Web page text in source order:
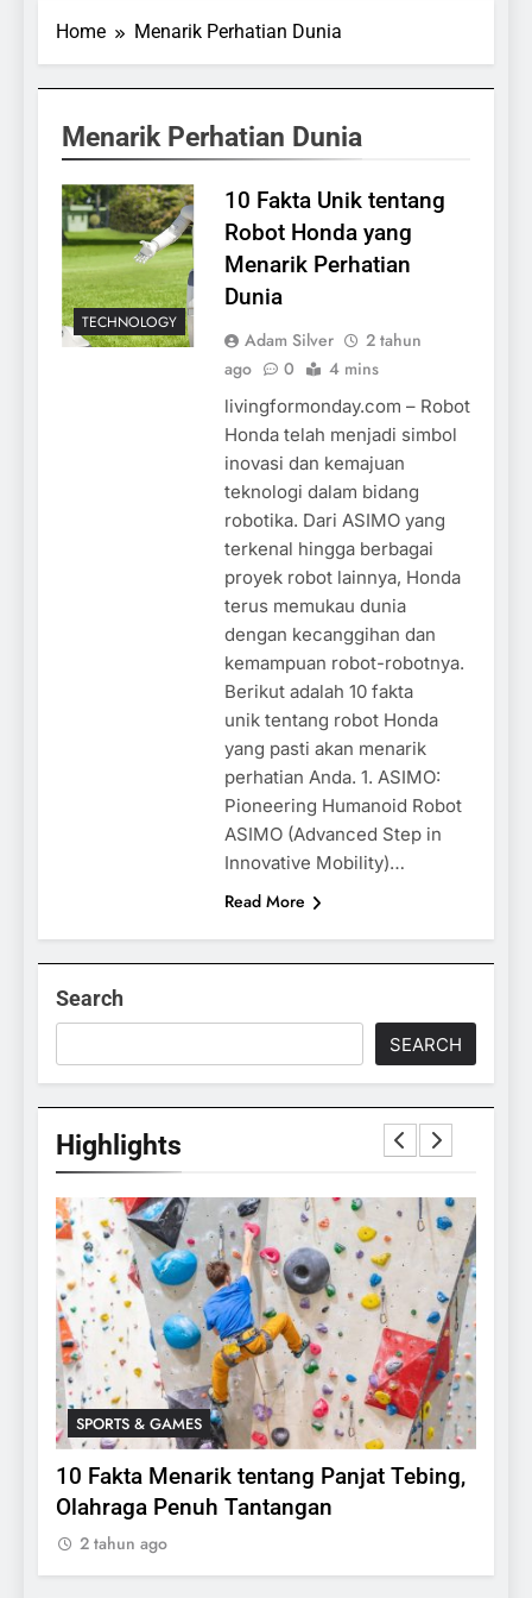
Home Menarik Perhatian Dunia
Menarik Perhatian Dunia
TECHNOLOGY
10 Fakta Unik tentang
Robot Honda yang
Menarik Perhatian
Dunia
Adam Silver
2 tahun
ago
0 4 mins
livingformonday.com – Robot
Honda telah menjadi simbol
inovasi dan kemajuan
teknologi dalam bidang
robotika. Dari ASIMO yang
terkenal hingga berbagai
proyek robot lainnya, Honda
terus memukau dunia
dengan kecanggihan dan
kemampuan robot-robotnya.
Berikut adalah 10 fakta
unik tentang robot Honda
yang pasti akan menarik
perhatian Anda. 1. ASIMO:
Pioneering Humanoid Robot
ASIMO (Advanced Step in
Innovative Mobility)…
Read More
Search
SEARCH
Highlights
SPORTS & GAMES
10 Fakta Menarik tentang Panjat Tebing,
Olahraga Penuh Tantangan
2 tahun ago